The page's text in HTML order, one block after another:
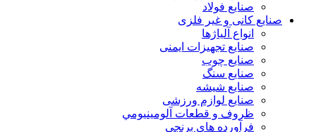
صنایع فولاد
صنایع کانی و غیر فلزی
انواع آلياژها
صنایع تجهیزات ایمنی
صنایع چوب
صنایع سنگ
صنایع شیشه
صنایع لوازم ورزشی
ظروف و قطعات آلومينيومي
فرآورده هاي برنجي